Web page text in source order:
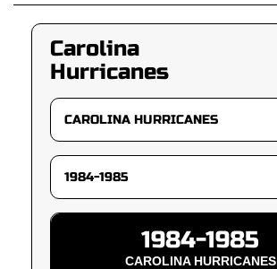
Carolina
Hurricanes
1984-1985
CAROLINA HURRICANES